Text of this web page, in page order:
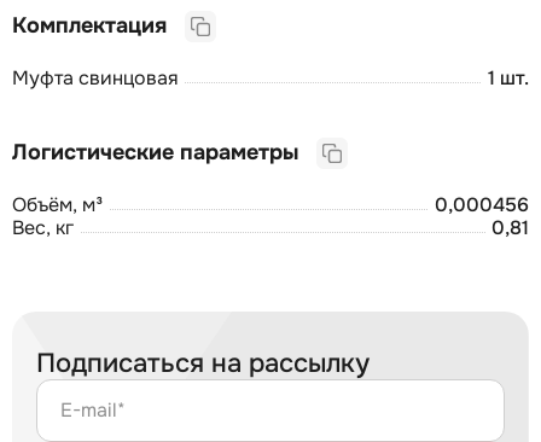
Комплектация
Муфта свинцовая 1 шт.
Логистические параметры
Объём, м³
0,000456
Вес, кг
0,81
Подписаться на рассылку
E-mail*